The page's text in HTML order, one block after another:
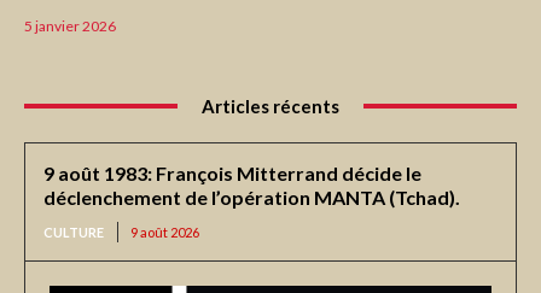
5 janvier 2026
Articles récents
9 août 1983: François Mitterrand décide le
déclenchement de l’opération MANTA (Tchad).
CULTURE 9 août 2026